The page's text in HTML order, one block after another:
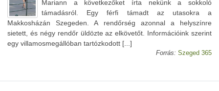
Mariann a következőket írta nekünk a sokkoló
támadásról. Egy férfi támadt az utasokra a
Makkosházán Szegeden. A rendőrség azonnal a helyszínre
sietett, és négy rendőr üldözte az elkövetőt. Információink szerint
egy villamosmegállóban tartózkodott [...]
Forrás: Szeged 365